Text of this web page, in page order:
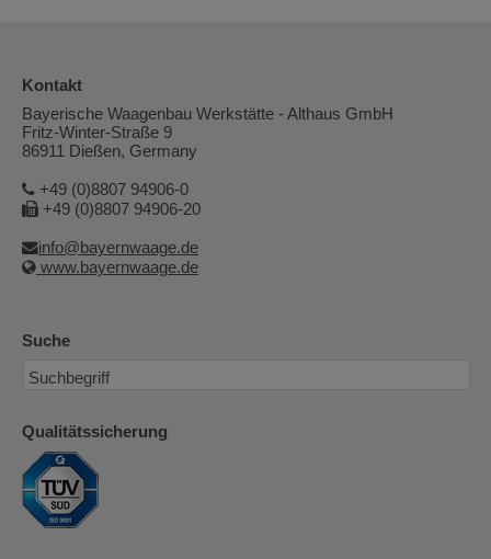
Kontakt
Bayerische Waagenbau Werkstätte - Althaus GmbH
Fritz-Winter-Straße 9
86911 Dießen, Germany
+49 (0)8807 94906-0
+49 (0)8807 94906-20
info@bayernwaage.de
www.bayernwaage.de
Suche
Qualitätssicherung